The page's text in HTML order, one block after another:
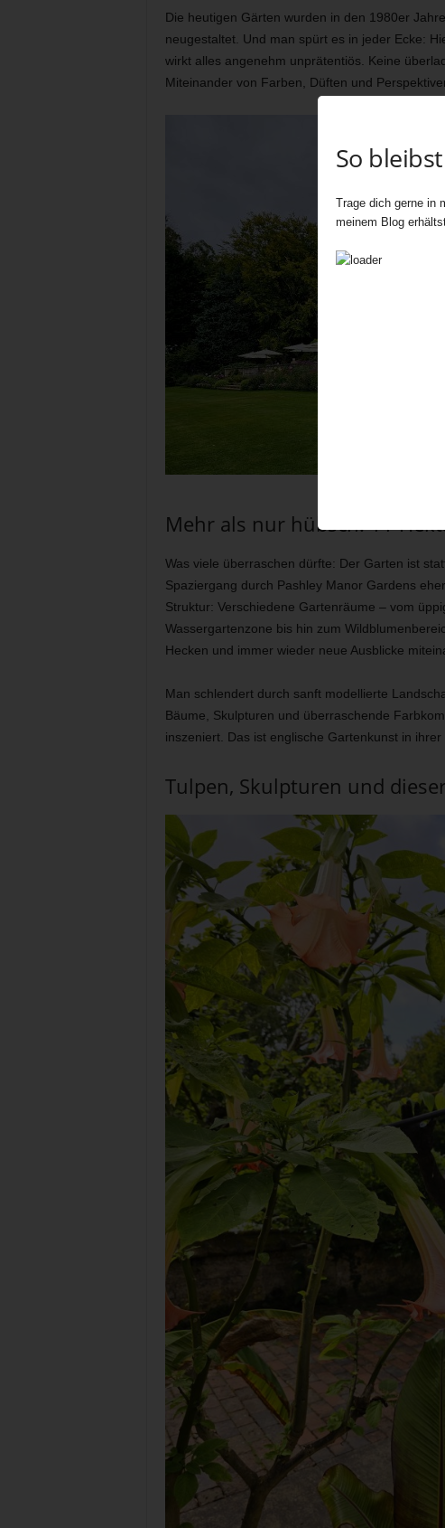
Die heutigen Gärten wurden in den 1980er
neugestaltet. Und man spürt es in jeder Ecke:
wirkt alles angenehm unprätentiös. Keine
Miteinander von Farben, Düften und
Mehr als nur hübsch: 11
Was viele überraschen dürfte: Der Garten ist
Spaziergang durch Pashley Manor Gardens
Struktur: Verschiedene Gartenräume – vom
Wassergartenzone bis hin zum
Hecken und immer wieder neue Ausblicke
Man schlendert durch sanft modellierte
Bäume, Skulpturen und überraschende
inszeniert. Das ist englische Gartenkunst in ihrer
Tulpen, Skulpturen und
So
Trage dich gerne in
meinem Blog